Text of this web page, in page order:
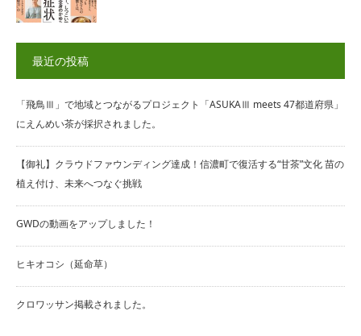
最近の投稿
「飛鳥Ⅲ」で地域とつながるプロジェクト「ASUKAⅢ meets 47都道府県」
にえんめい茶が採択されました。
【御礼】クラウドファウンディング達成！信濃町で復活する“甘茶”文化 苗の
植え付け、未来へつなぐ挑戦
GWDの動画をアップしました！
ヒキオコシ（延命草）
クロワッサン掲載されました。